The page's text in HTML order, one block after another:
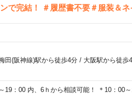
で完結！ ＃履歴書不要＃服装＆
田(阪神線)駅から徒歩4分/ 大阪駅から徒歩
：00 内、6ｈから相談可能！ ＊10：00